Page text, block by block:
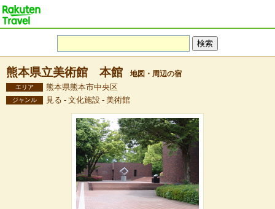
熊本県立美術館 本館 地図・周辺の宿
エリア 熊本県熊本市中央区
ジャンル 見る - 文化施設 - 美術館